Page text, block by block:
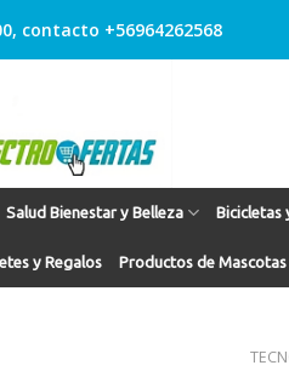
contacto +56964262568
Salud Bienestar y Belleza Bicicletas
y Regalos Productos de Mascotas